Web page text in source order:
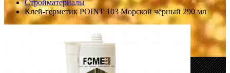
Стройматериалы
Клей-герметик POINT 103 Морской чёрный 290 мл